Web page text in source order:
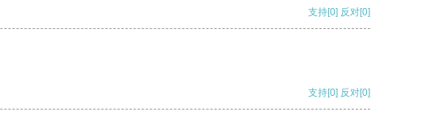
支持[0] 反对[0]
支持[0] 反对[0]